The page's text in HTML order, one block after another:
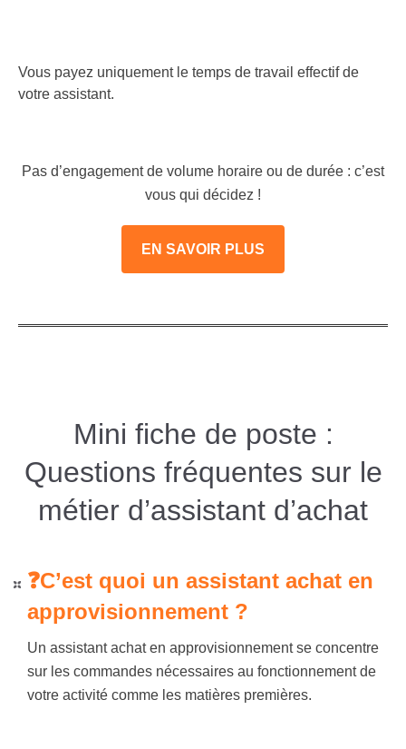
Vous payez uniquement le temps de travail effectif de
votre assistant.
Pas d’engagement de volume horaire ou de durée : c’est
vous qui décidez !
EN SAVOIR PLUS
Mini fiche de poste :
Questions fréquentes sur le
métier d’assistant d’achat
❓C’est quoi un assistant achat en
approvisionnement ?
Un assistant achat en approvisionnement se concentre
sur les commandes nécessaires au fonctionnement de
votre activité comme les matières premières.